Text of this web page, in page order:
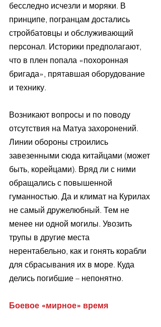
бесследно исчезли и моряки. В
принципе, погранцам достались
стройбатовцы и обслуживающий
персонал. Историки предполагают,
что в плен попала «похоронная
бригада», прятавшая оборудование
и технику.
Возникают вопросы и по поводу
отсутствия на Матуа захоронений.
Линии обороны строились
завезенными сюда китайцами (может
быть, корейцами). Вряд ли с ними
обращались с повышенной
гуманностью. Да и климат на Курилах
не самый дружелюбный. Тем не
менее ни одной могилы. Увозить
трупы в другие места
нерентабельно, как и гонять корабли
для сбрасывания их в море. Куда
делись погибшие – непонятно.
Боевое «мирное» время